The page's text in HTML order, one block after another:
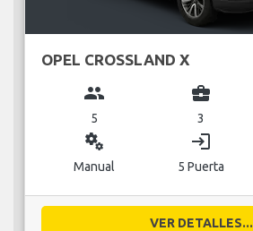
OPEL CROSSLAND X
group
5
business_center
3
miscellaneous_services
Manual
login
5 Puerta
VER DETALLES...